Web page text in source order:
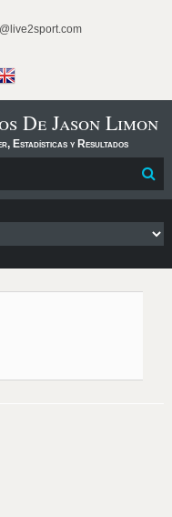
De Jason Limon
Estadísticas y Resultados